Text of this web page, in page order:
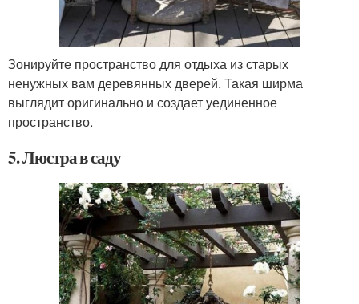
Зонируйте пространство для отдыха из старых
ненужных вам деревянных дверей. Такая ширма
выглядит оригинально и создает уединенное
пространство.
5. Люстра в саду